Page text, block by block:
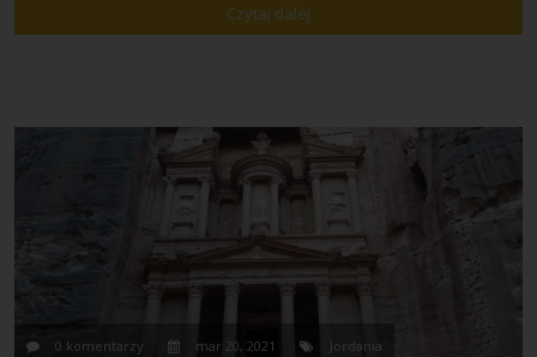
Czytaj dalej
0 komentarzy mar 20, 2021 Jordania